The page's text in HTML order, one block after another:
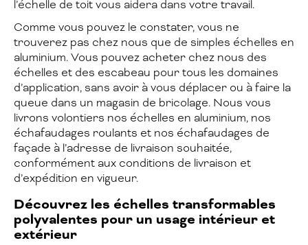
l’échelle de toit vous aidera dans votre travail.
Comme vous pouvez le constater, vous ne
trouverez pas chez nous que de simples échelles en
aluminium. Vous pouvez acheter chez nous des
échelles et des escabeau pour tous les domaines
d’application, sans avoir à vous déplacer ou à faire la
queue dans un magasin de bricolage. Nous vous
livrons volontiers nos échelles en aluminium, nos
échafaudages roulants et nos échafaudages de
façade à l’adresse de livraison souhaitée,
conformément aux conditions de livraison et
d’expédition en vigueur.
Découvrez les échelles transformables
polyvalentes pour un usage intérieur et
extérieur